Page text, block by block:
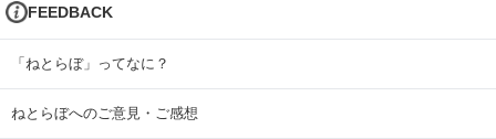
FEEDBACK
「ねとらぼ」ってなに？
ねとらぼへのご意見・ご感想